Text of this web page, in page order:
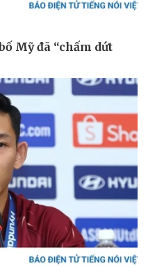
Công nghệ
Sành điệu
Tin Công nghệ
Trải nghiệm